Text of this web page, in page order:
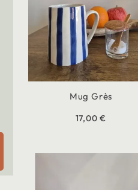
Mug Grès
17,00 €